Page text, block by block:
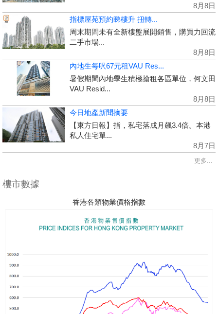
8月8日
指標屋苑預約睇樓升 扭轉...
周末期間未有全新樓盤展開銷售，購買力回流
二手市場...
8月8日
內地生每呎67元租VAU Res...
暑假期間內地學生積極搶租各區單位，何文田
VAU Resid...
8月8日
今日地產新聞摘要
【東方日報】指，私宅落成月飆3.4倍。本港
私人住宅單...
8月7日
更多...
樓市數據
香港各類物業價格指數